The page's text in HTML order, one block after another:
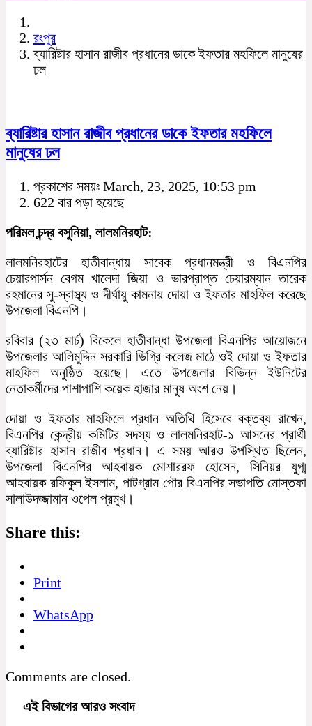
রংপুর
ব্যারিষ্টার হাসান রাজীব প্রধানের ডাকে ইফতার মহফিলে মানুষের
ঢল
ব্যারিষ্টার হাসান রাজীব প্রধানের ডাকে ইফতার মহফিলে
মানুষের ঢল
প্রকাশের সময়ঃ March, 23, 2025, 10:53 pm
622 বার পড়া হয়েছে
পরিমল চন্দ্র বসুনিয়া, লালমনিরহাট:
লালমনিরহাটের হাতীবান্ধায় সাবেক প্রধানমন্ত্রী ও বিএনপির
চেয়ারপার্সন বেগম খালেদা জিয়া ও ভারপ্রাপ্ত চেয়ারম্যান তারেক
রহমানের সু-স্বাস্থ্য ও দীর্ঘায়ু কামনায় দোয়া ও ইফতার মাহফিল করেছে
উপজেলা বিএনপি।
রবিবার (২৩ মার্চ) বিকেলে হাতীবান্ধা উপজেলা বিএনপির আয়োজনে
উপজেলার আলিমুদ্দিন সরকারি ডিগ্রি কলেজ মাঠে ওই দোয়া ও ইফতার
মাহফিল অনুষ্ঠিত হয়েছে। এতে উপজেলার বিভিন্ন ইউনিটের
নেতাকর্মীদের পাশাপাশি কয়েক হাজার মানুষ অংশ নেয়।
দোয়া ও ইফতার মাহফিলে প্রধান অতিথি হিসেবে বক্তব্য রাখেন,
বিএনপির কেন্দ্রীয় কমিটির সদস্য ও লালমনিরহাট-১ আসনের প্রার্থী
ব্যারিষ্টার হাসান রাজীব প্রধান। এ সময় আরও উপস্থিত ছিলেন,
উপজেলা বিএনপির আহবায়ক মোশাররফ হোসেন, সিনিয়র যুগ্ম
আহবায়ক রফিকুল ইসলাম, পাটগ্রাম পৌর বিএনপির সভাপতি মোস্তফা
সালাউদজ্জামান ওপেল প্রমুখ।
Share this:
Print
WhatsApp
Comments are closed.
এই বিভাগের আরও সংবাদ